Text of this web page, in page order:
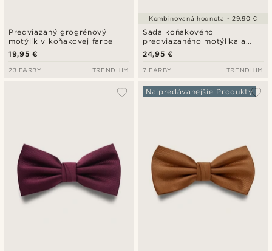
Predviazaný grogrénový
motýlik v koňakovej farbe
19,95 €
23 FARBY TRENDHIM
Sada koňakového
predviazaného motýlika a
vreckovky do saka
24,95 €
Kombinovaná hodnota - 29,90 €
7 FARBY TRENDHIM
Najpredávanejšie Produkty